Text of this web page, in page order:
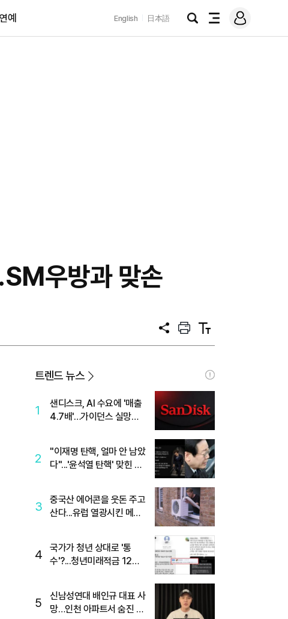
예 English 日本語
검
전
메
그
우방과 맞손
공
프
트
텍
트
트렌드 뉴스
1
샌디스크, AI 수요에 '매출
4.7배'…가이던스 실망에
2
"이재명 탄핵, 얼마 안 남았
다"...'윤석열 탄핵' 맞힌 무
3
중국산 에어콘을 웃돈 주고
산다...유럽 열광시킨 메이
4
국가가 청년 상대로 '통
수'?...청년미래적금 12%
5
신남성연대 배인규 대표 사
망…인천 아파트서 숨진 채